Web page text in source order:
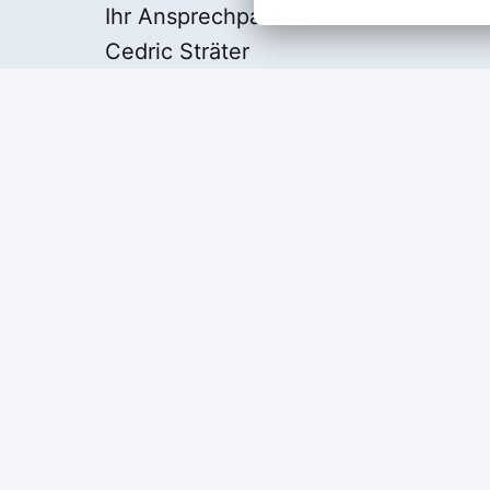
Ihr Ansprechpartner:
Cedric Sträter